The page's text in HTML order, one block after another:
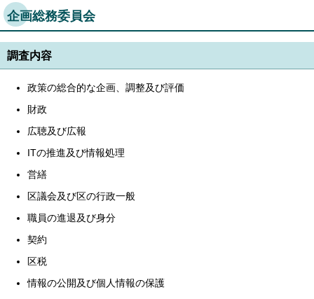
企画総務委員会
調査内容
政策の総合的な企画、調整及び評価
財政
広聴及び広報
ITの推進及び情報処理
営繕
区議会及び区の行政一般
職員の進退及び身分
契約
区税
情報の公開及び個人情報の保護